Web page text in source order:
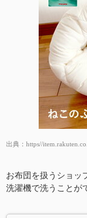
出典： https//
お布団を扱うショッ
洗濯機で洗うことが